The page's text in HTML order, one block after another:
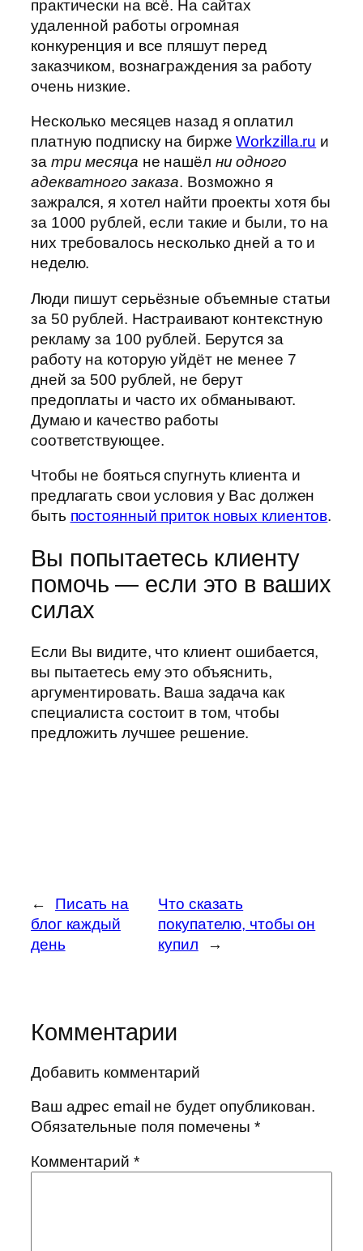
практически на всё. На сайтах
удаленной работы огромная
конкуренция и все пляшут перед
заказчиком, вознаграждения за работу
очень низкие.
Несколько месяцев назад я оплатил
платную подписку на биржеWorkzilla.ru и
за три месяца не нашёл ни одного
адекватного заказа. Возможно я
зажрался, я хотел найти проекты хотя бы
за 1000 рублей, если такие и были, то на
них требовалось несколько дней а то и
неделю.
Люди пишут серьёзные объемные статьи
за 50 рублей. Настраивают контекстную
рекламу за 100 рублей. Берутся за
работу на которую уйдёт не менее 7
дней за 500 рублей, не берут
предоплаты и часто их обманывают.
Думаю и качество работы
соответствующее.
Чтобы не бояться спугнуть клиента и
предлагать свои условия у Вас должен
быть постоянный приток новых клиентов.
Вы попытаетесь клиенту
помочь — если это в ваших
силах
Если Вы видите, что клиент ошибается,
вы пытаетесь ему это объяснить,
аргументировать. Ваша задача как
специалиста состоит в том, чтобы
предложить лучшее решение.
←
Писать на
блог каждый
день
Что сказать
покупателю, чтобы он
купил
→
Комментарии
Добавить комментарий
Ваш адрес email не будет опубликован.
Обязательные поля помечены*
Комментарий *